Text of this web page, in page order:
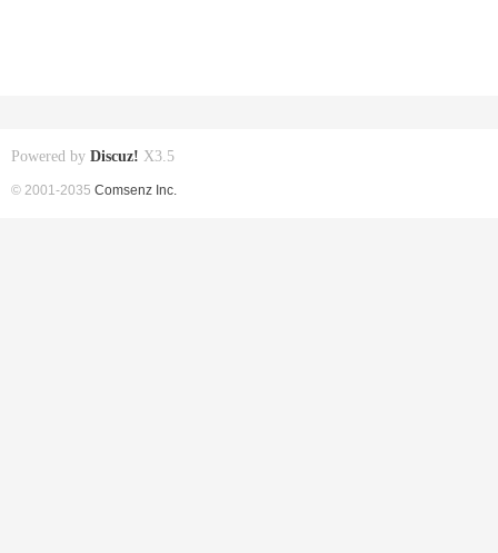
Powered by Discuz! X3.5
© 2001-2035 Comsenz Inc.